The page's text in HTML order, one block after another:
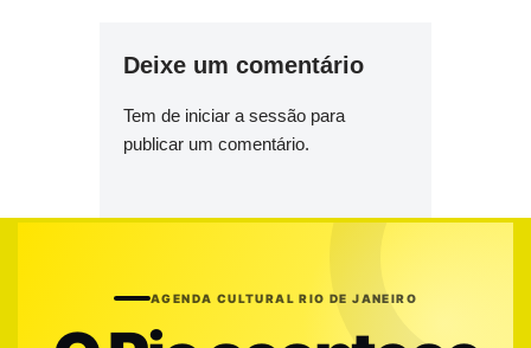
Deixe um comentário
Tem de iniciar a sessão para
publicar um comentário.
AGENDA CULTURAL RIO DE JANEIRO